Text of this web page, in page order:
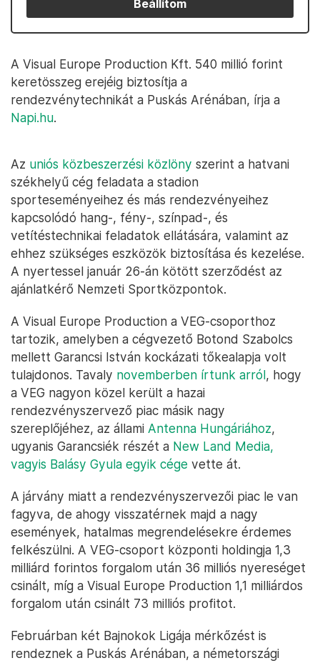
Beállítom
A Visual Europe Production Kft. 540 millió forint
keretösszeg erejéig biztosítja a
rendezvénytechnikát a Puskás Arénában, írja a
Napi.hu.
Az uniós közbeszerzési közlöny szerint a hatvani
székhelyű cég feladata a stadion
sporteseményeihez és más rendezvényeihez
kapcsolódó hang-, fény-, színpad-, és
vetítéstechnikai feladatok ellátására, valamint az
ehhez szükséges eszközök biztosítása és kezelése.
A nyertessel január 26-án kötött szerződést az
ajánlatkérő Nemzeti Sportközpontok.
A Visual Europe Production a VEG-csoporthoz
tartozik, amelyben a cégvezető Botond Szabolcs
mellett Garancsi István kockázati tőkealapja volt
tulajdonos. Tavaly novemberben írtunk arról, hogy
a VEG nagyon közel került a hazai
rendezvényszervező piac másik nagy
szereplőjéhez, az állami Antenna Hungáriához,
ugyanis Garancsiék részét a New Land Media,
vagyis Balásy Gyula egyik cége vette át.
A járvány miatt a rendezvényszervezői piac le van
fagyva, de ahogy visszatérnek majd a nagy
események, hatalmas megrendelésekre érdemes
felkészülni. A VEG-csoport központi holdingja 1,3
milliárd forintos forgalom után 36 milliós nyereséget
csinált, míg a Visual Europe Production 1,1 milliárdos
forgalom után csinált 73 milliós profitot.
Februárban két Bajnokok Ligája mérkőzést is
rendeznek a Puskás Arénában, a németországi